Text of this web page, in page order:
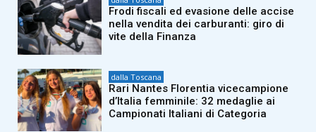
Frodi fiscali ed evasione delle accise
nella vendita dei carburanti: giro di
vite della Finanza
dalla Toscana
Rari Nantes Florentia vicecampione
d’Italia femminile: 32 medaglie ai
Campionati Italiani di Categoria